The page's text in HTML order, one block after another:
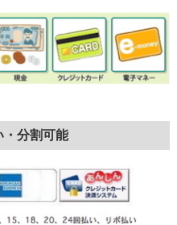
・分割可能